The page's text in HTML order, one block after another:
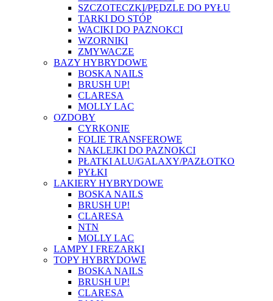
SZCZOTECZKI/PĘDZLE DO PYŁU
TARKI DO STÓP
WACIKI DO PAZNOKCI
WZORNIKI
ZMYWACZE
BAZY HYBRYDOWE
BOSKA NAILS
BRUSH UP!
CLARESA
MOLLY LAC
OZDOBY
CYRKONIE
FOLIE TRANSFEROWE
NAKLEJKI DO PAZNOKCI
PŁATKI ALU/GALAXY/PAZŁOTKO
PYŁKI
LAKIERY HYBRYDOWE
BOSKA NAILS
BRUSH UP!
CLARESA
NTN
MOLLY LAC
LAMPY I FREZARKI
TOPY HYBRYDOWE
BOSKA NAILS
BRUSH UP!
CLARESA